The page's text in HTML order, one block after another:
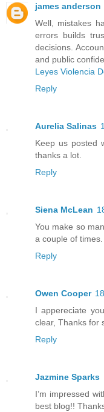
james anderson
Well, mistakes
errors builds
decisions.
and public
Leyes Violencia
Reply
Aurelia Salinas
Keep us posted
thanks a lot.
Reply
Siena McLean
You make so
a couple of times.
Reply
Owen Cooper
I appereciate
clear, Thanks for
Reply
Jazmine Sparks
I’m impressed
best blog!!